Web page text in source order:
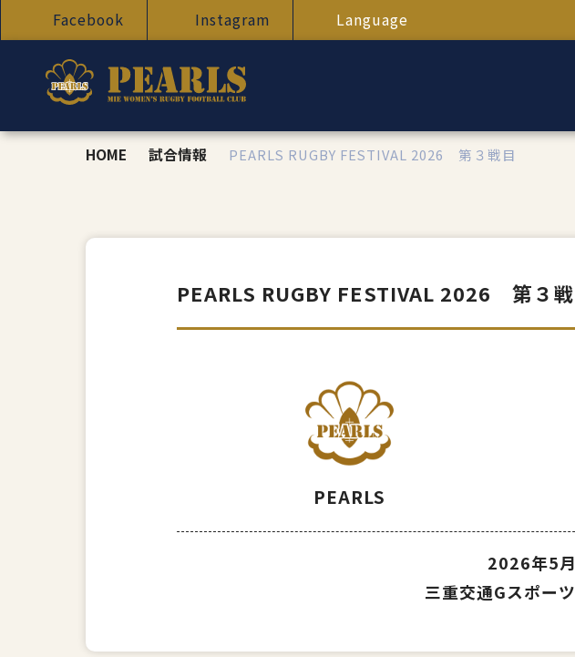
Facebook Instagram Language
HOME 試合情報 PEARLS RUGBY FESTIVAL 2026 第３戦目
PEARLS RUGBY FESTIVAL 2026 第３
PEARLS
2026年5月
三重交通Gスポー